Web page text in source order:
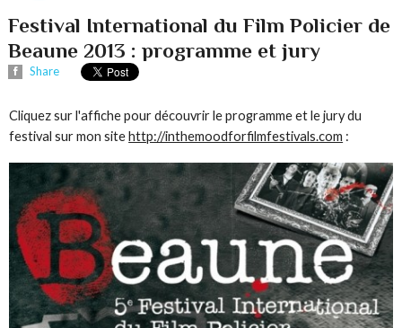
Festival International du Film Policier de
Beaune 2013 : programme et jury
Share
Cliquez sur l'affiche pour découvrir le programme et le jury du
festival sur mon sitehttp://inthemoodforfilmfestivals.com :